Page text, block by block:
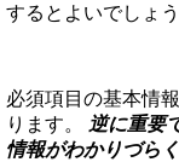
するとよいでしょう
必須項目の基本情
ります。
逆に重要
情報がわかりづら